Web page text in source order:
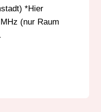
*Hier
(nur Raum